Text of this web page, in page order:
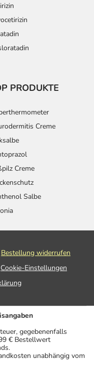
PRODUKTE
Creme
Creme
Salbe
Bestellung widerrufen
Cookie-Einstellungen
gegebenenfalls
€ Bestellwert
unabhängig vom